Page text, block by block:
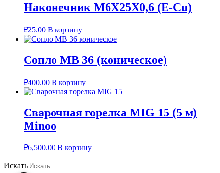
Наконечник M6X25X0,6 (E-Cu)
₽25.00 В корзину
Сопло MB 36 (коническое)
₽400.00 В корзину
Сварочная горелка MIG 15 (5 м)
Minoo
₽6,500.00 В корзину
Искать